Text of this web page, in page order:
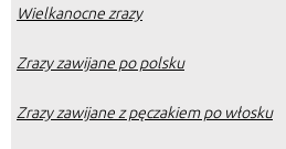
Wielkanocne zrazy
Zrazy zawijane po polsku
Zrazy zawijane z pęczakiem po włosku